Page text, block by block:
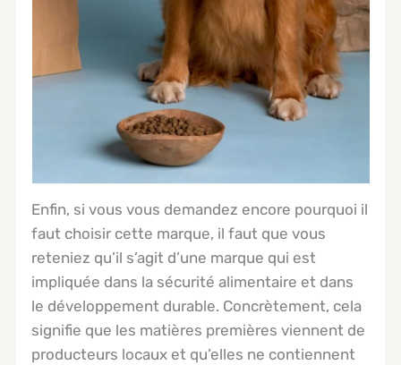
Enfin, si vous vous demandez encore pourquoi il
faut choisir cette marque, il faut que vous
reteniez qu’il s’agit d’une marque qui est
impliquée dans la sécurité alimentaire et dans
le développement durable. Concrètement, cela
signifie que les matières premières viennent de
producteurs locaux et qu’elles ne contiennent